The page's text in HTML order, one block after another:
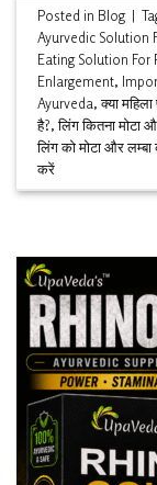
Posted in Blog |
Ayurvedic Solution
Eating Solution For
Enlargement,
Ayurveda,क्या
है?,लिंग कितना मोटा
लिंग को मोटा और
करें